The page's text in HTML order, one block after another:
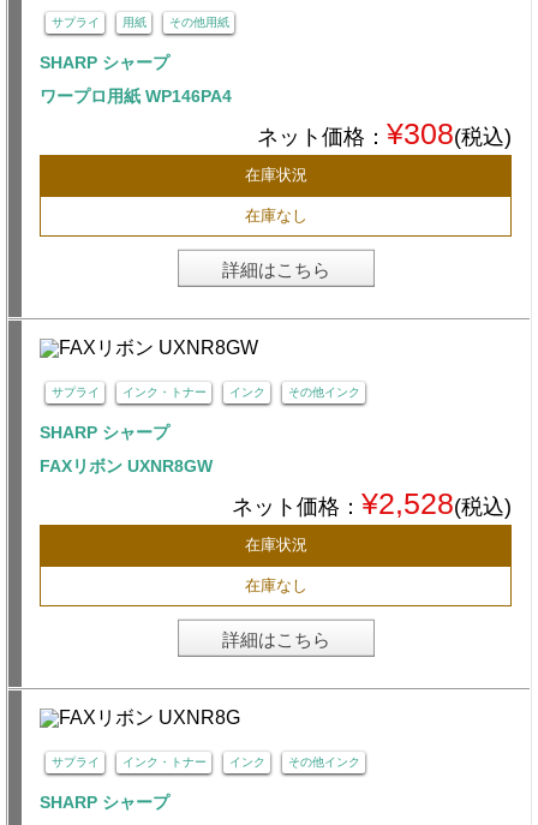
サプライ 用紙 その他用紙
SHARP シャープ
ワープロ用紙 WP146PA4
ネット価格： ¥308(税込)
在庫状況
在庫なし
詳細はこちら
サプライ インク・トナー インク その他インク
SHARP シャープ
FAXリボン UXNR8GW
ネット価格： ¥2,528(税込)
在庫状況
在庫なし
詳細はこちら
サプライ インク・トナー インク その他インク
SHARP シャープ